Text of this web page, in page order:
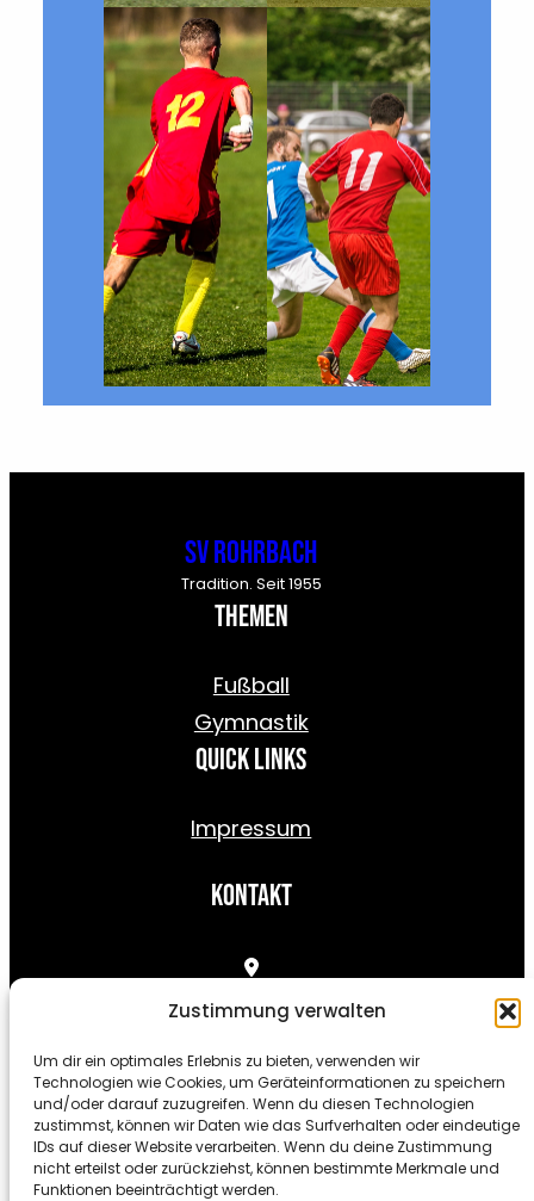
Zustimmung verwalten
Um dir ein optimales Erlebnis zu bieten, verwenden wir
Technologien wie Cookies, um Geräteinformationen zu speichern
und/oder darauf zuzugreifen. Wenn du diesen Technologien
zustimmst, können wir Daten wie das Surfverhalten oder eindeutige
IDs auf dieser Website verarbeiten. Wenn du deine Zustimmung
nicht erteilst oder zurückziehst, können bestimmte Merkmale und
Funktionen beeinträchtigt werden.
SV Rohrbach
Tradition. Seit 1955
Themen
Fußball
Gymnastik
Quick Links
Impressum
Kontakt
Außerhallb 3, 64372 Ober-Ramstadt / Rohrbach
info@sv1955rohrbach.de